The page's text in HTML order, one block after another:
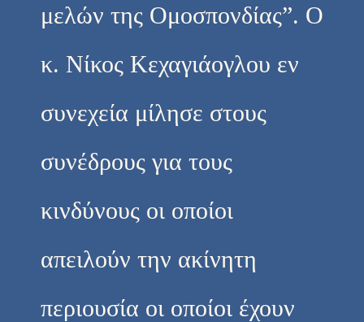
μελών της Ομοσπονδίας”. Ο
κ. Νίκος Κεχαγιάογλου εν
συνεχεία μίλησε στους
συνέδρους για τους
κινδύνους οι οποίοι
απειλούν την ακίνητη
περιουσία οι οποίοι έχουν